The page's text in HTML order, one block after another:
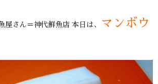
屋さん＝神代鮮魚店 本日は、 マンボウ